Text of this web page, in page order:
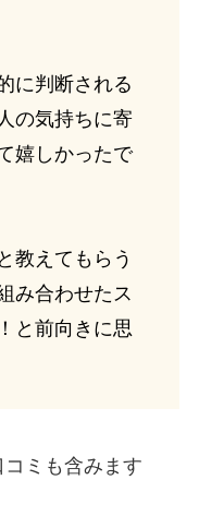
に判断される
の気持ちに寄
嬉しかったで
教えてもらう
み合わせたス
と前向きに思
ミも含みます